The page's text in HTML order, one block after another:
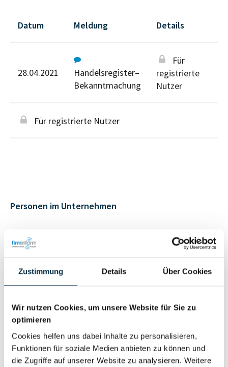
Zustimmung Details Über Cookies
Wir nutzen Cookies, um unsere Website für Sie zu
optimieren
Cookies helfen uns dabei Inhalte zu personalisieren,
Funktionen für soziale Medien anbieten zu können und
die Zugriffe auf unserer Website zu analysieren. Weitere
Datum Meldung Details
28.04.2021
Handelsregister–
Bekanntmachung
Für
registrierte
Nutzer
Für registrierte Nutzer
Personen im Unternehmen
Inhaber (1)
Für registrierte
Wirtschaftlich
Berechtigter
Vollständiges
Unternehmensprofil
anfragen